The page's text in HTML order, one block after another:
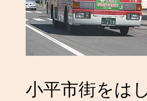
小平市街をは